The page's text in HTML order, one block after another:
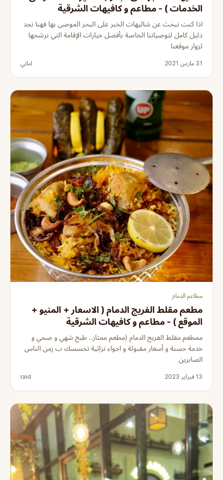
الخدمات ) - مطاعم و كافيهات الشرقية
اذا كنت تبحث عن شاليهات الخبر على البحر الموصى بها فهنا تجد
دليل كامل لتوصياتنا الخاصة بأفضل خيارات الإقامة التي نرشحها
لزوار موقعنا
31 مارس 2021 اماني
مطاعم الدمام
مطعم مقلط الفريج الدمام ( الاسعار + المنيو +
الموقع ) - مطاعم و كافيهات الشرقية
ممطعم مقلط الفريج الدمام (مطعم ممتاز.. طبخ شهي و صحي و
خدمة حسنة و أسعار مقبولة و اجواء تراثية تحسسك ب زمن الناس
الصابرين
13 فبراير 2023 raid